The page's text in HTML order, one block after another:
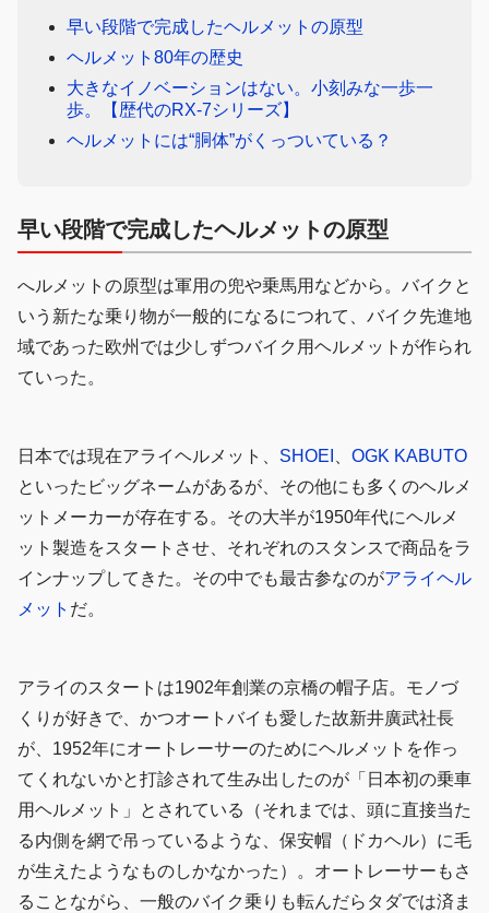
早い段階で完成したヘルメットの原型
ヘルメット80年の歴史
大きなイノベーションはない。小刻みな一歩一
歩。【歴代のRX-7シリーズ】
ヘルメットには“胴体”がくっついている？
早い段階で完成したヘルメットの原型
へルメットの原型は軍用の兜や乗馬用などから。バイクと
いう新たな乗り物が一般的になるにつれて、バイク先進地
域であった欧州では少しずつバイク用ヘルメットが作られ
ていった。
日本では現在アライヘルメット、 SHOEI
OGK KABUTO
といったビッグネームがあるが、その他にも多くのヘルメ
ットメーカーが存在する。その大半が1950年代にヘルメ
ット製造をスタートさせ、それぞれのスタンスで商品をラ
インナップしてきた。その中でも最古参なのがアライヘル
メット だ。
アライのスタートは1902年創業の京橋の帽子店。モノづ
くりが好きで、かつオートバイも愛した故新井廣武社長
が、1952年にオートレーサーのためにヘルメットを作っ
てくれないかと打診されて生み出したのが「日本初の乗車
用ヘルメット」とされている（それまでは、頭に直接当た
る内側を網で吊っているような、保安帽（ドカヘル）に毛
が生えたようなものしかなかった）。オートレーサーもさ
ることながら、一般のバイク乗りも転んだらタダでは済ま